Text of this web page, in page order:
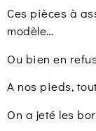
Ces pièces à
modèle…
Ou bien en
A nos pieds,
On a jeté les